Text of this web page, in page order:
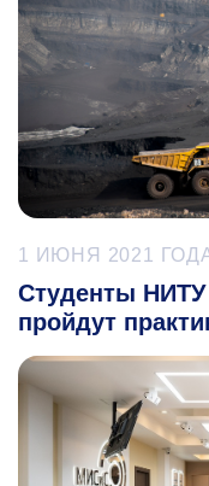
1 ИЮНЯ 2021
Студенты
пройдут